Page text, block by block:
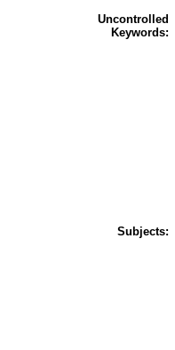
Uncontrolled
Keywords:
Subjects: